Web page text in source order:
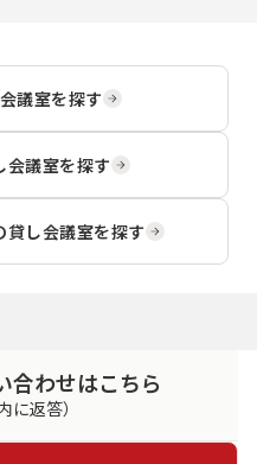
議室を探す
会議室を探す
貸し会議室を探す
合わせはこちら
に返答）